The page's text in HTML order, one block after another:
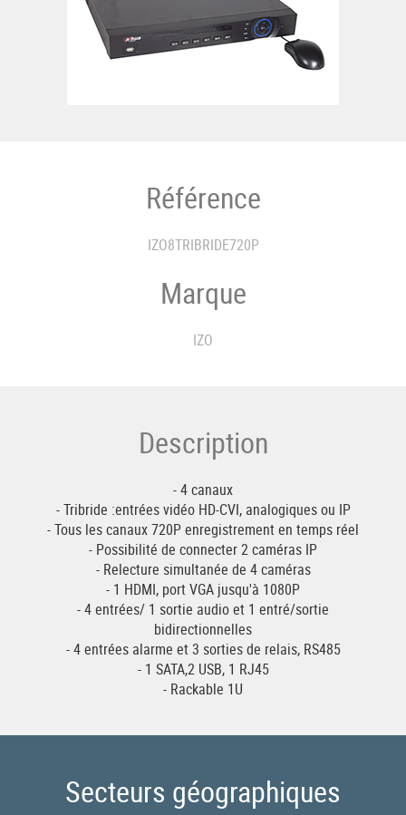
Référence
IZO8TRIBRIDE720P
Marque
IZO
Description
- 4 canaux
- Tribride :entrées vidéo HD-CVI, analogiques ou IP
- Tous les canaux 720P enregistrement en temps réel
- Possibilité de connecter 2 caméras IP
- Relecture simultanée de 4 caméras
- 1 HDMI, port VGA jusqu'à 1080P
- 4 entrées/ 1 sortie audio et 1 entré/sortie
bidirectionnelles
- 4 entrées alarme et 3 sorties de relais, RS485
- 1 SATA,2 USB, 1 RJ45
- Rackable 1U
Secteurs géographiques